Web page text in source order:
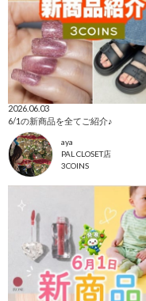
2026.06.03
6/1の新商品を全てご紹介♪
aya
PAL CLOSET店
3COINS